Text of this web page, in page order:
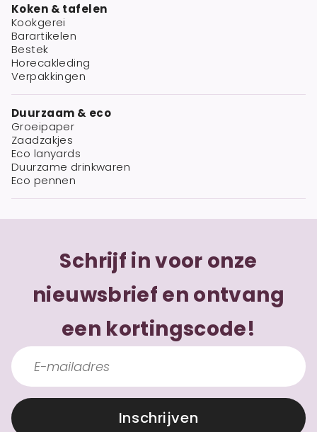
Koken & tafelen
Kookgerei
Barartikelen
Bestek
Horecakleding
Verpakkingen
Duurzaam & eco
Groeipaper
Zaadzakjes
Eco lanyards
Duurzame drinkwaren
Eco pennen
Schrijf in voor onze
nieuwsbrief en ontvang
een kortingscode!
Inschrijven